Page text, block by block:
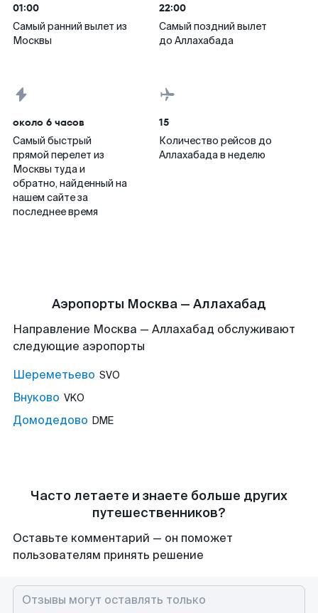
01:00
Самый ранний вылет из
Москвы
22:00
Самый поздний вылет
до Аллахабада
около 6 часов
Самый быстрый
прямой перелет из
Москвы туда и
обратно, найденный на
нашем сайте за
последнее время
15
Количество рейсов до
Аллахабада в неделю
Аэропорты Москва — Аллахабад
Направление Москва — Аллахабад обслуживают
следующие аэропорты
Шереметьево SVO
Внуково VKO
Домодедово DME
Часто летаете и знаете больше других
путешественников?
Оставьте комментарий — он поможет
пользователям принять решение